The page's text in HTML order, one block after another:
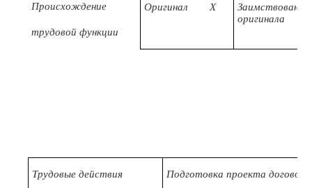
Происхождение
трудовой функции
Оригинал X
Заимствовано
оригинала
Трудовые действия Подготовка проекта